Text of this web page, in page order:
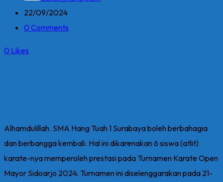
22/09/2024
0 Comments
0 Likes
Alhamdulillah. SMA Hang Tuah 1 Surabaya boleh berbahagia
dan berbangga kembali. Hal ini dikarenakan 6 siswa (atlit)
karate-nya memperoleh prestasi pada Turnamen Karate Open
Mayor Sidoarjo 2024. Turnamen ini diselenggarakan pada 21-